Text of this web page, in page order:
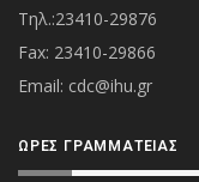
Τηλ.:23410-29876
Fax: 23410-29866
Εmail: cdc@ihu.gr
ΏΡΕΣ ΓΡΑΜΜΑΤΕΊΑΣ